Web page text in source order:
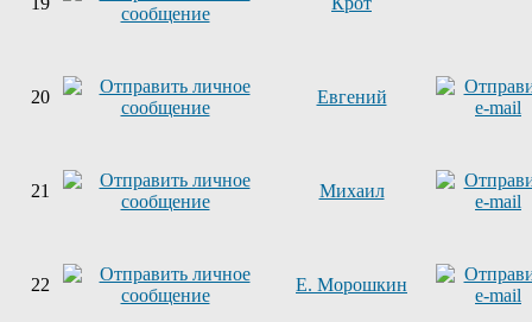
20 Евгений
21 Михаил
22 Е. Морошкин